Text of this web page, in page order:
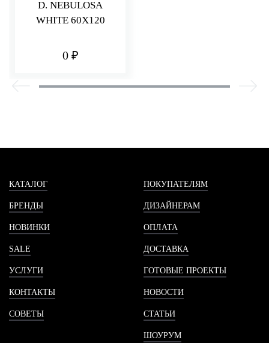
D. NEBULOSA
WHITE 60X120
0 ₽
КАТАЛОГ
БРЕНДЫ
НОВИНКИ
SALE
УСЛУГИ
КОНТАКТЫ
СОВЕТЫ
ПОКУПАТЕЛЯМ
ДИЗАЙНЕРАМ
ОПЛАТА
ДОСТАВКА
ГОТОВЫЕ ПРОЕКТЫ
НОВОСТИ
СТАТЬИ
ШОУРУМ